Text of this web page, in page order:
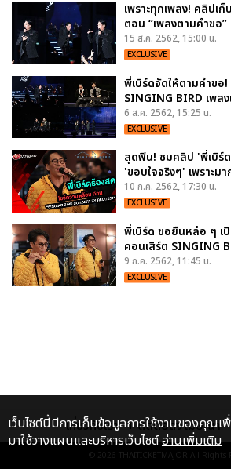
เพราะทุกเพลง! คลิปเ
ตอน “เพลงตามคำขอ”
15 ส.ค. 2562, 15:00 น.
EXCLUSIVE
พี่เบิร์ดจัดให้ตามคำขอ
SINGING BIRD เพลง
6 ส.ค. 2562, 15:25 น.
EXCLUSIVE
สุดฟิน! ชมคลิป 'พี่เบิร์
'ขอบใจจริงๆ' เพราะมา
10 ก.ค. 2562, 17:30 น.
EXCLUSIVE
พี่เบิร์ด ขอยืนหล่อ ๆ เ
คอนเสิร์ต SINGING
9 ก.ค. 2562, 11:45 น.
EXCLUSIVE
เกี่ยวกับเรา ติดต่อลงโฆษณา
© 2026 THAITICKETMAJOR All Rights
เว็บไซต์นี้มีการเก็บข้อมูลการใช้งานของคุณเ
มาใช้วางแผนและบริหารเว็บไซต์อ่านเพิ่มเติม